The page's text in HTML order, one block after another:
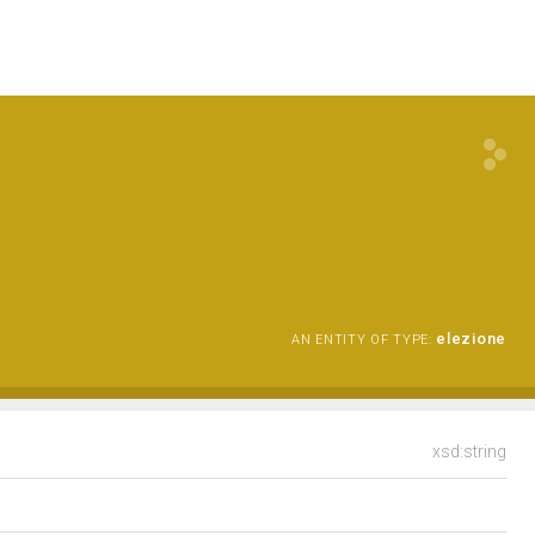
AN ENTITY OF TYPE: elezione
xsd:string